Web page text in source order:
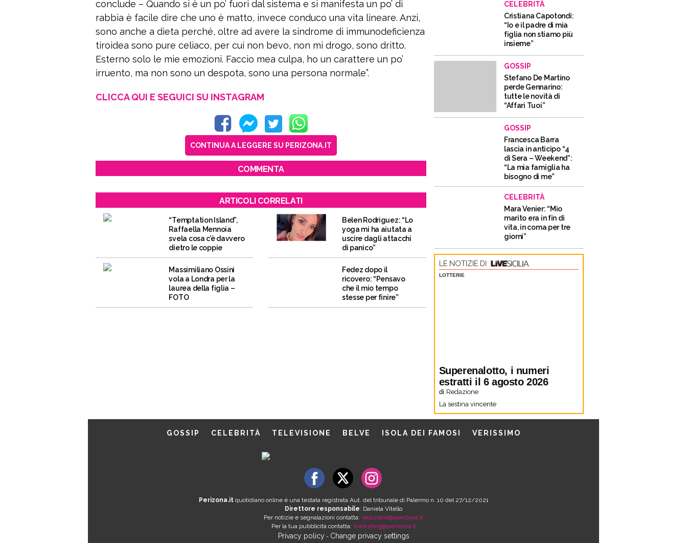
conclude – Quando si è un po’ fuori dal sistema e si manifesta un po’ di
rabbia è facile dire che uno è matto, invece conduco una vita lineare. Anzi,
sono anche a dieta perché, oltre ad avere la sindrome di immunodeficienza
tiroidea sono pure celiaco, per cui non bevo, non mi drogo, sono dritto.
Esterno solo le mie emozioni. Faccio mea culpa, ho un carattere un po’
irruento, ma non sono un despota, sono una persona normale”.
CLICCA QUI E SEGUICI SU INSTAGRAM
CONTINUA A LEGGERE SU PERIZONA.IT
COMMENTA
ARTICOLI CORRELATI
“Temptation Island”,
Raffaella Mennoia
svela cosa c’è davvero
dietro le coppie
Belen Rodriguez: “Lo
yoga mi ha aiutata a
uscire dagli attacchi
di panico”
Massimiliano Ossini
vola a Londra per la
laurea della figlia –
FOTO
Fedez dopo il
ricovero: “Pensavo
che il mio tempo
stesse per finire”
CELEBRITÀ
Cristiana Capotondi:
“Io e il padre di mia
figlia non stiamo più
insieme”
GOSSIP
Stefano De Martino
perde Gennarino:
tutte le novità di
“Affari Tuoi”
GOSSIP
Francesca Barra
lascia in anticipo “4
di Sera – Weekend”:
“La mia famiglia ha
bisogno di me”
CELEBRITÀ
Mara Venier: “Mio
marito era in fin di
vita, in coma per tre
giorni”
LE NOTIZIE DI
LOTTERIE
Superenalotto, i numeri
estratti il 6 agosto 2026
di Redazione
La sestina vincente
GOSSIP CELEBRITÀ TELEVISIONE BELVE ISOLA DEI FAMOSI VERISSIMO
Perizona.itquotidiano online è una testata registrata Aut. del tribunale di Palermo n. 10 del 27/12/2021
Direttore responsabile: Daniela Vitello
Per notizie e segnalazioni contatta: redazione@perizona.it
Per la tua pubblicità contatta: marketing@perizona.it
Privacy policy- Change privacy settings